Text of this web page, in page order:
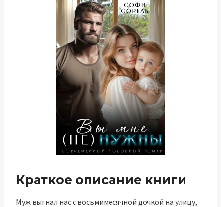
Краткое описание книги
Муж выгнал нас с восьмимесячной дочкой на улицу,